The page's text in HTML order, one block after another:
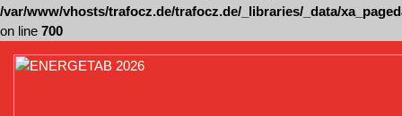
/var/www/vhosts/trafocz.de/trafocz.de/_libraries/_data/
on line 700